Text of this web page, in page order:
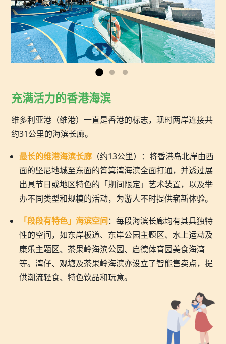
充满活力的香港海滨
维多利亚港（维港）一直是香港的标志，现时两岸连接共
约31公里的海滨长廊。
最长的维港海滨长廊 （约13公里）：将香港岛北岸由西
面的坚尼地城至东面的筲箕湾海滨全面打通，并透过展
出具节日或地区特色的「期间限定」艺术装置，以及举
办不同类型和规模的活动，为游人不时提供崭新体验。
「段段有特色」海滨空间：每段海滨长廊均有其具独特
性的空间，如东岸板道、东岸公园主题区、水上运动及
康乐主题区、茶果岭海滨公园、启德体育园美食海湾
等。湾仔、观塘及茶果岭海滨亦设立了智能售卖点，提
供潮流轻食、特色饮品和玩意。